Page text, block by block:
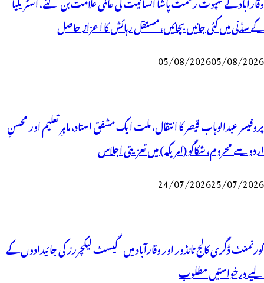
کے سڈنی میں کئی جانیں بچائیں، مستقل رہائش کا اعزاز حاصل
05/08/202605/08/2026
پروفیسر عبدالوہاب قیصر کا انتقال، ملت ایک مشفق استاد، ماہرِتعلیم اور محسنِ
اردو سے محروم، شکاگو (امریکہ) میں تعزیتی اجلاس
24/07/202625/07/2026
گورنمنٹ ڈگری کالج تانڈور اور وقارآباد میں گیسٹ لیکچررز کی جائیدادوں کے
لیے درخواستیں مطلوب